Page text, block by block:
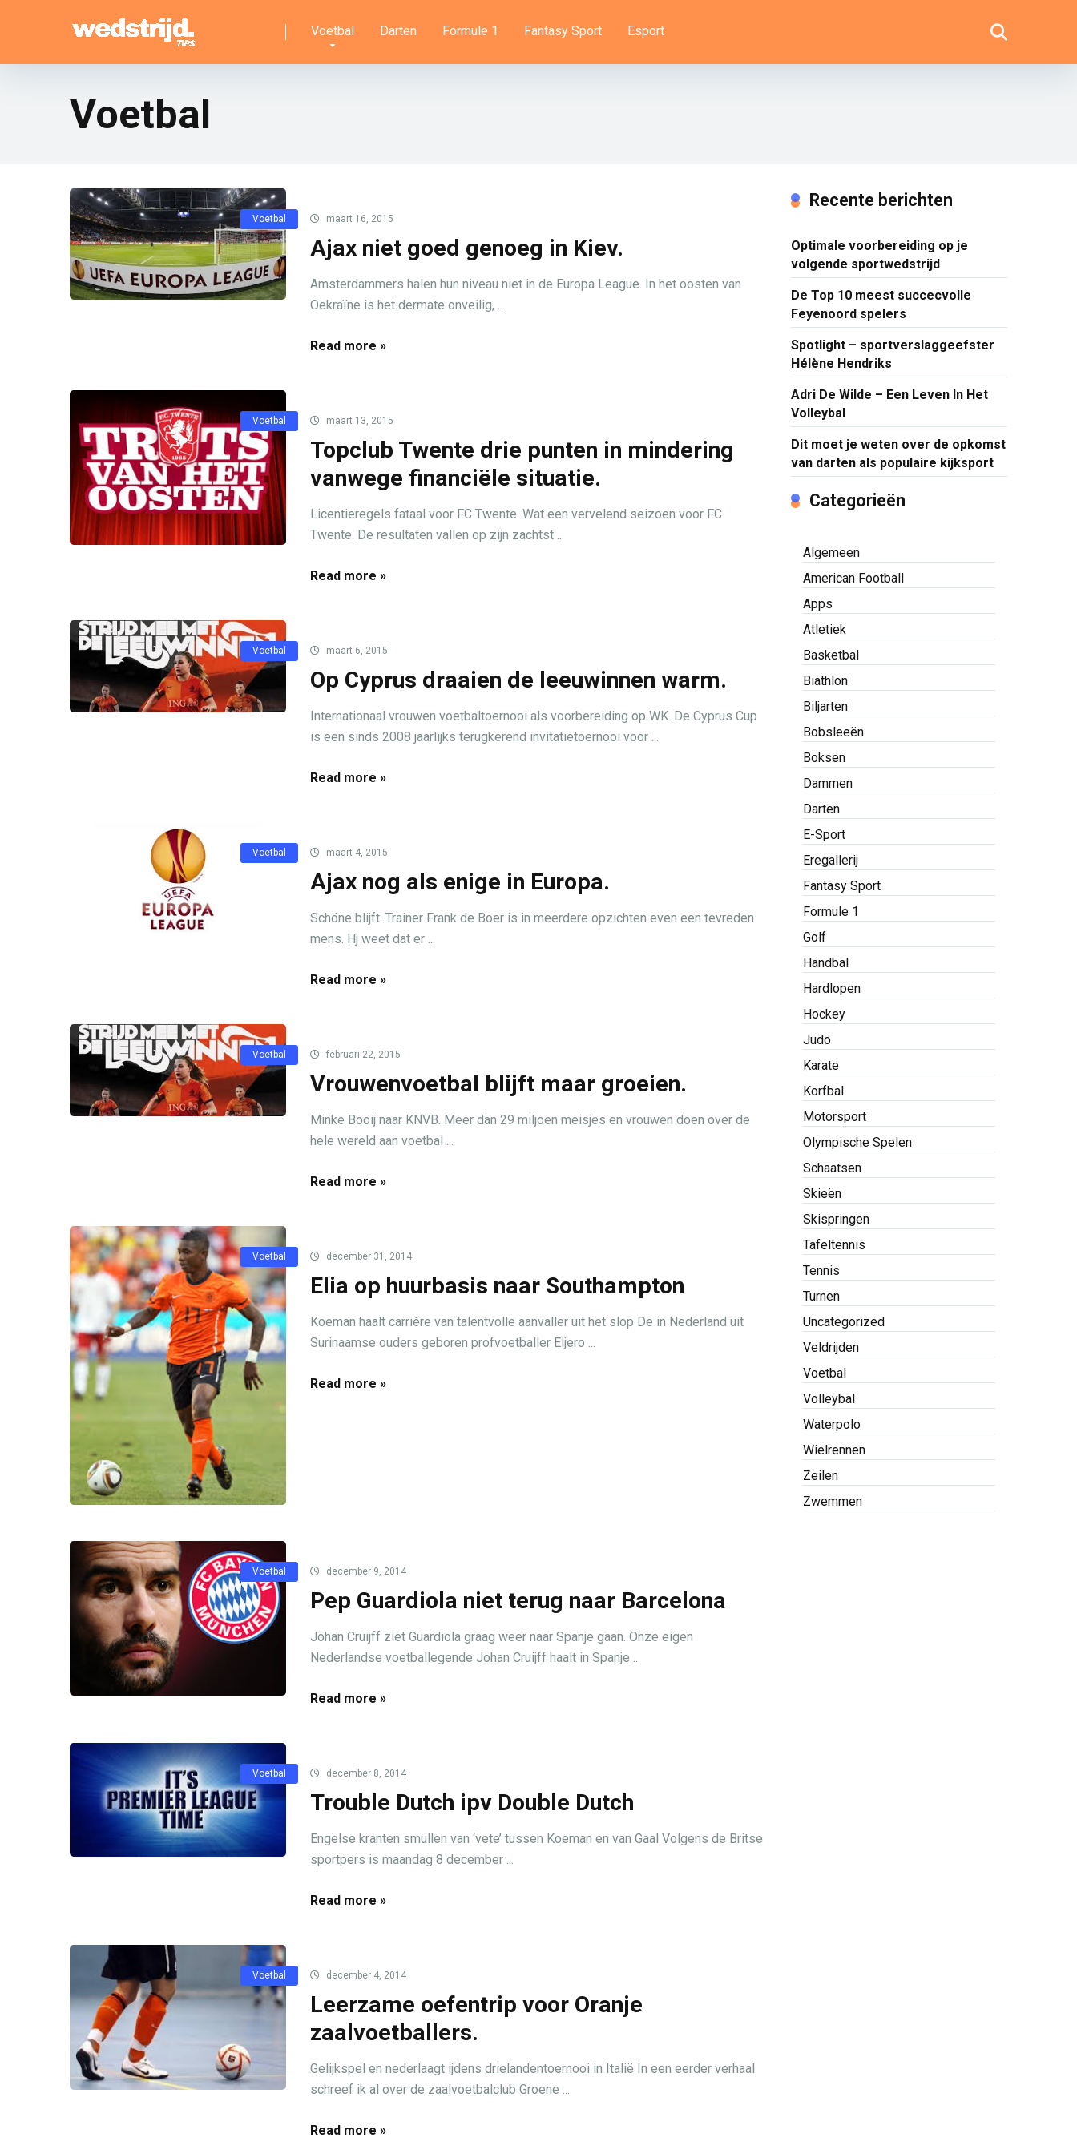
Voetbal Darten Formule 1 Fantasy Sport Esport
Voetbal
Voetbal maart 16, 2015
Ajax niet goed genoeg in Kiev.
Amsterdammers halen hun niveau niet in de Europa League. In het oosten van
Oekraïne is het dermate onveilig, ...
Read more »
Voetbal maart 13, 2015
Topclub Twente drie punten in mindering
vanwege financiële situatie.
Licentieregels fataal voor FC Twente. Wat een vervelend seizoen voor FC
Twente. De resultaten vallen op zijn zachtst ...
Read more »
Voetbal maart 6, 2015
Op Cyprus draaien de leeuwinnen warm.
Internationaal vrouwen voetbaltoernooi als voorbereiding op WK. De Cyprus Cup
is een sinds 2008 jaarlijks terugkerend invitatietoernooi voor ...
Read more »
Voetbal maart 4, 2015
Ajax nog als enige in Europa.
Schöne blijft. Trainer Frank de Boer is in meerdere opzichten even een tevreden
mens. Hj weet dat er ...
Read more »
Voetbal februari 22, 2015
Vrouwenvoetbal blijft maar groeien.
Minke Booij naar KNVB. Meer dan 29 miljoen meisjes en vrouwen doen over de
hele wereld aan voetbal ...
Read more »
Voetbal december 31, 2014
Elia op huurbasis naar Southampton
Koeman haalt carrière van talentvolle aanvaller uit het slop De in Nederland uit
Surinaamse ouders geboren profvoetballer Eljero ...
Read more »
Voetbal december 9, 2014
Pep Guardiola niet terug naar Barcelona
Johan Cruijff ziet Guardiola graag weer naar Spanje gaan. Onze eigen
Nederlandse voetballegende Johan Cruijff haalt in Spanje ...
Read more »
Voetbal december 8, 2014
Trouble Dutch ipv Double Dutch
Engelse kranten smullen van ‘vete’ tussen Koeman en van Gaal Volgens de Britse
sportpers is maandag 8 december ...
Read more »
Voetbal december 4, 2014
Leerzame oefentrip voor Oranje
zaalvoetballers.
Gelijkspel en nederlaagt ijdens drielandentoernooi in Italië In een eerder verhaal
schreef ik al over de zaalvoetbalclub Groene ...
Read more »
Recente berichten
Optimale voorbereiding op je
volgende sportwedstrijd
De Top 10 meest succecvolle
Feyenoord spelers
Spotlight – sportverslaggeefster
Hélène Hendriks
Adri De Wilde – Een Leven In Het
Volleybal
Dit moet je weten over de opkomst
van darten als populaire kijksport
Categorieën
Algemeen
American Football
Apps
Atletiek
Basketbal
Biathlon
Biljarten
Bobsleeën
Boksen
Dammen
Darten
E-Sport
Eregallerij
Fantasy Sport
Formule 1
Golf
Handbal
Hardlopen
Hockey
Judo
Karate
Korfbal
Motorsport
Olympische Spelen
Schaatsen
Skieën
Skispringen
Tafeltennis
Tennis
Turnen
Uncategorized
Veldrijden
Voetbal
Volleybal
Waterpolo
Wielrennen
Zeilen
Zwemmen